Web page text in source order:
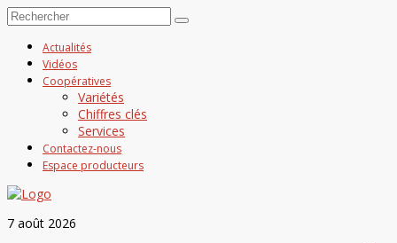
Actualités
Vidéos
Coopératives
Variétés
Chiffres clés
Services
Contactez-nous
Espace producteurs
7 août 2026